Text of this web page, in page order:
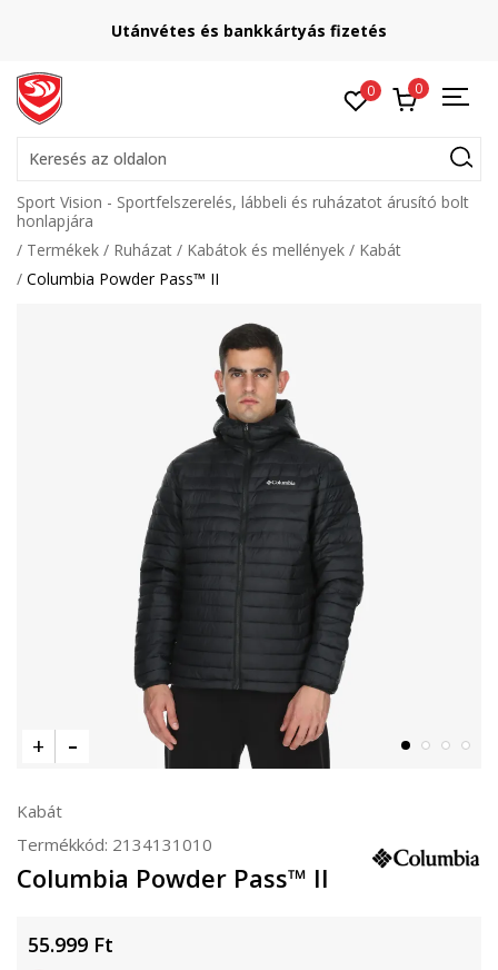
Utánvétes és bankkártyás fizetés
0 0
Keresés az oldalon
Sport Vision - Sportfelszerelés, lábbeli és ruházatot árusító bolt
honlapjára
Termékek
Ruházat Kabátok és mellények
Kabát
Columbia Powder Pass™ II
Kabát
Termékkód: 2134131010
Columbia Powder Pass™ II
55.999 Ft